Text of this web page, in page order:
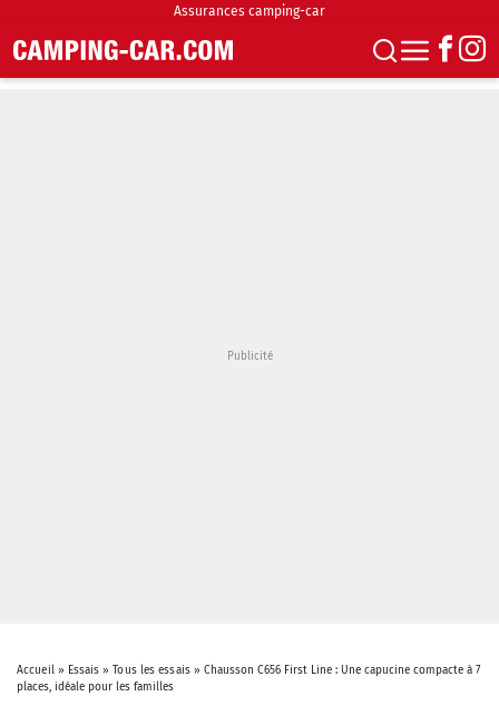
Assurances camping-car
Accueil» Essais »Tous les essais» Chausson C656 First Line : Une capucine compacte à 7
places, idéale pour les familles